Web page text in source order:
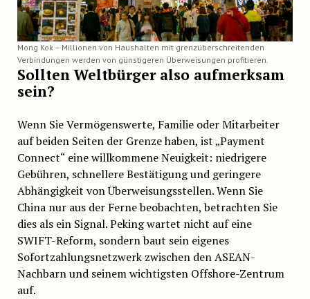
Mong Kok – Millionen von Haushalten mit grenzüberschreitenden
Verbindungen werden von günstigeren Überweisungen profitieren.
Sollten Weltbürger also aufmerksam
sein?
Wenn Sie Vermögenswerte, Familie oder Mitarbeiter
auf beiden Seiten der Grenze haben, ist „Payment
Connect“ eine willkommene Neuigkeit: niedrigere
Gebühren, schnellere Bestätigung und geringere
Abhängigkeit von Überweisungsstellen. Wenn Sie
China nur aus der Ferne beobachten, betrachten Sie
dies als ein Signal. Peking wartet nicht auf eine
SWIFT-Reform, sondern baut sein eigenes
Sofortzahlungsnetzwerk zwischen den ASEAN-
Nachbarn und seinem wichtigsten Offshore-Zentrum
auf.